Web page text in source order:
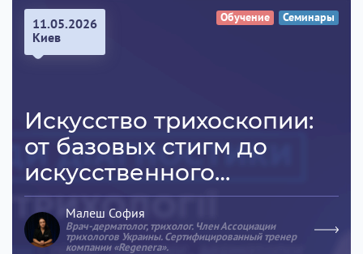
11.05.2026
Киев
Обучение Семинары
Искусство трихоскопии:
от базовых стигм до
искусственного
интеллекта.
Малеш София
Врач-дерматолог, трихолог. Член Ассоциации
трихологов Украины. Сертифицированный тренер
компании «Regenera».